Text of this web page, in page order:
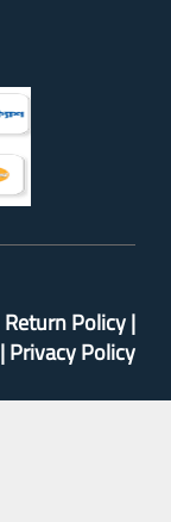
Policy|
Privacy Policy